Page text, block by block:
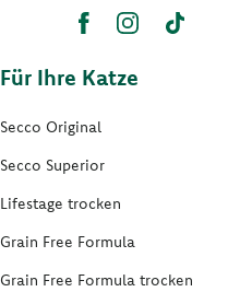
Für Ihre Katze
Secco Original
Secco Superior
Lifestage trocken
Grain Free Formula
Grain Free Formula trocken